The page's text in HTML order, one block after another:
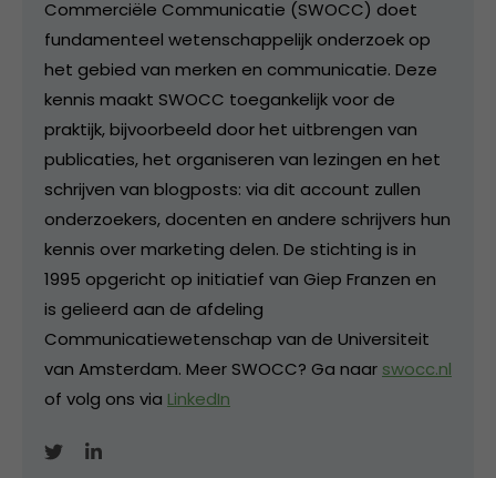
Commerciële Communicatie (SWOCC) doet
fundamenteel wetenschappelijk onderzoek op
het gebied van merken en communicatie. Deze
kennis maakt SWOCC toegankelijk voor de
praktijk, bijvoorbeeld door het uitbrengen van
publicaties, het organiseren van lezingen en het
schrijven van blogposts: via dit account zullen
onderzoekers, docenten en andere schrijvers hun
kennis over marketing delen. De stichting is in
1995 opgericht op initiatief van Giep Franzen en
is gelieerd aan de afdeling
Communicatiewetenschap van de Universiteit
van Amsterdam. Meer SWOCC? Ga naar swocc.nl
of volg ons via LinkedIn